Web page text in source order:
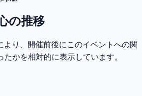
の推移
より、開催前後にこのイベントへの関
かを相対的に表示しています。